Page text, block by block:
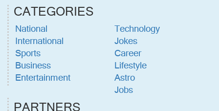
CATEGORIES
National
International
Sports
Business
Entertainment
Technology
Jokes
Career
Lifestyle
Astro
Jobs
PARTNERS